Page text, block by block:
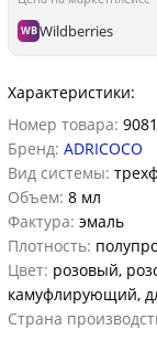
WBWildberries
Характеристики:
Номер товара:
Бренд: ADRICOCO
Вид системы:
Объем: 8 мл
Фактура: эмаль
Плотность:
Цвет: розовый,
камуфлирующий,
Страна